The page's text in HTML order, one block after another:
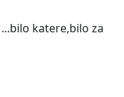
katere,bilo za